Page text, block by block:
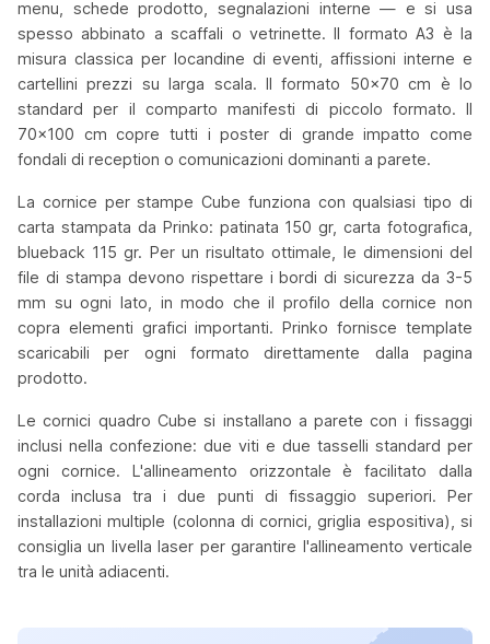
menu, schede prodotto, segnalazioni interne — e si usa
spesso abbinato a scaffali o vetrinette. Il formato A3 è la
misura classica per locandine di eventi, affissioni interne e
cartellini prezzi su larga scala. Il formato 50x70 cm è lo
standard per il comparto manifesti di piccolo formato. Il
70x100 cm copre tutti i poster di grande impatto come
fondali di reception o comunicazioni dominanti a parete.
La cornice per stampe Cube funziona con qualsiasi tipo di
carta stampata da Prinko: patinata 150 gr, carta fotografica,
blueback 115 gr. Per un risultato ottimale, le dimensioni del
file di stampa devono rispettare i bordi di sicurezza da 3-5
mm su ogni lato, in modo che il profilo della cornice non
copra elementi grafici importanti. Prinko fornisce template
scaricabili per ogni formato direttamente dalla pagina
prodotto.
Le cornici quadro Cube si installano a parete con i fissaggi
inclusi nella confezione: due viti e due tasselli standard per
ogni cornice. L'allineamento orizzontale è facilitato dalla
corda inclusa tra i due punti di fissaggio superiori. Per
installazioni multiple (colonna di cornici, griglia espositiva), si
consiglia un livella laser per garantire l'allineamento verticale
tra le unità adiacenti.